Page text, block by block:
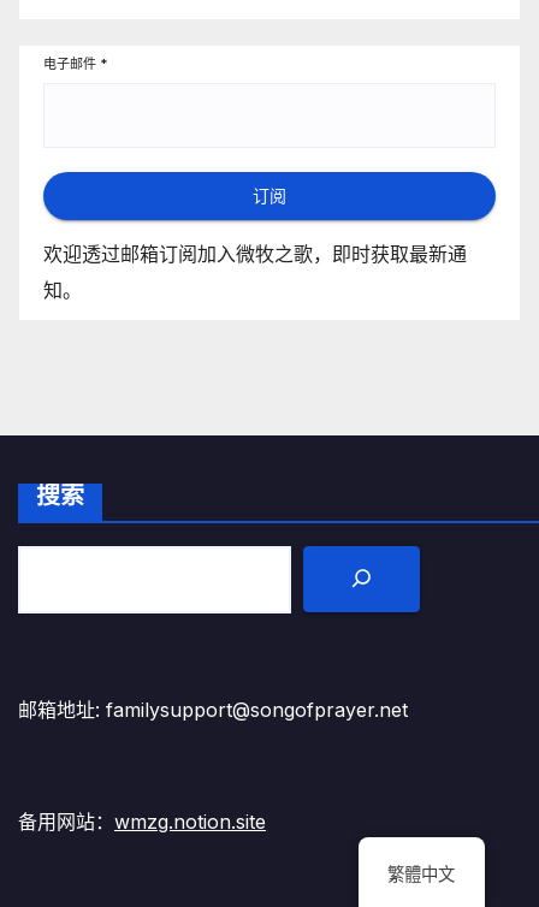
电子邮件 *
订阅
欢迎透过邮箱订阅加入微牧之歌，即时获取最新通
知。
搜索
邮箱地址: familysupport@songofprayer.net
备用网站： wmzg.notion.site
繁體中文